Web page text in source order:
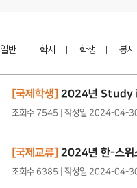
일반 학사 학생 봉사
[국제학생] 2024년 Study
조회수 7545 | 작성일 2024-04-
[국제교류] 2024년 한-스위
조회수 6385 | 작성일 2024-04-